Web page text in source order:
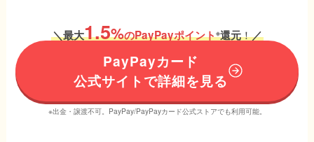
＼最大1.5%のPayPayポイント※還元！／
PayPayカード
公式サイトで詳細を見る
※出金・譲渡不可。PayPay/PayPayカード公式ストアでも利用可能。